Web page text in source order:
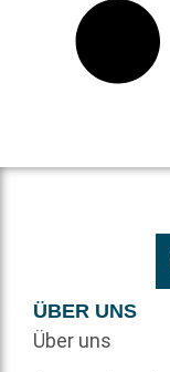
ÜBER UNS
Über uns